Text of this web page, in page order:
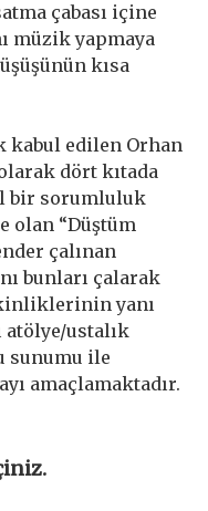
çabası içine
müzik yapmaya
kısa
kabul edilen Orhan
dört kıtada
bir sorumluluk
olan “Düştüm
çalınan
bunları çalarak
yanı
atölye/ustalık
sunumu ile
amaçlamaktadır.